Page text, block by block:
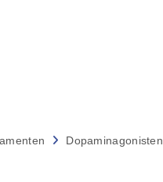
Dopaminagonisten